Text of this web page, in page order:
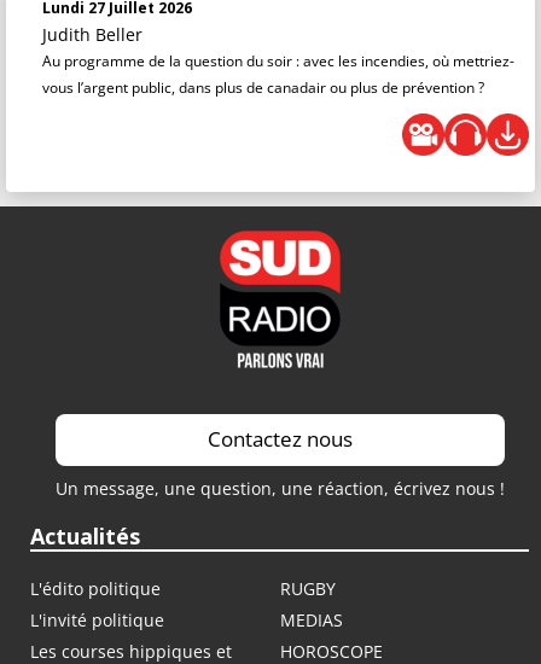
Lundi 27 Juillet 2026
Judith Beller
Au programme de la question du soir : avec les incendies, où mettriez-
vous l’argent public, dans plus de canadair ou plus de prévention ?
Contactez nous
Un message, une question, une réaction, écrivez nous !
Actualités
L'édito politique
RUGBY
L'invité politique
MEDIAS
Les courses hippiques et
HOROSCOPE